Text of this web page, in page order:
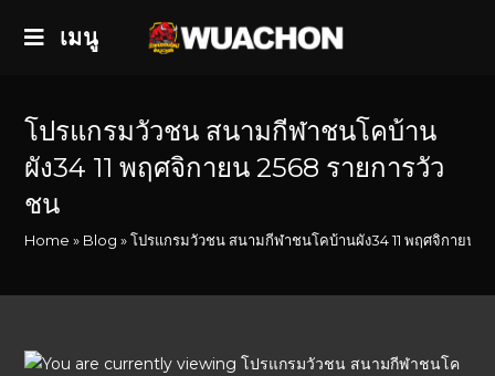
เมนู
โปรแกรมวัวชน สนามกีฬาชนโคบ้าน
ผัง34 11 พฤศจิกายน 2568 รายการวัว
ชน
Home » Blog »โปรแกรมวัวชน สนามกีฬาชนโคบ้านผัง34 11 พฤศจิกายน